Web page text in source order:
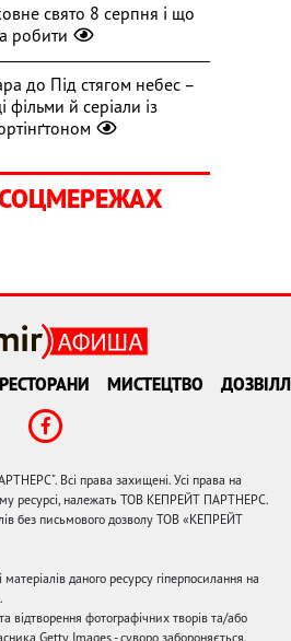
свято 8 серпня і що
робити
до Під стягом небес –
фільми й серіали із
РЕСТОРАНИ МИСТЕЦТВО
Всі права захищені. Усі права на
ресурсі, належать ТОВ КЕПРЕЙТ ПАРТНЕРС.
без письмового дозволу ТОВ «КЕПРЕЙТ
даного ресурсу гіперпосилання на
відтворення фотографічних творів та/або
Getty Images - суворо забороняється.